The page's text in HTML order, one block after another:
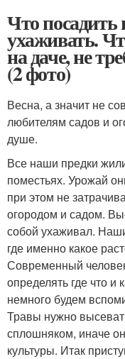
Что посадить
ухаживать.
на даче, не
(2 фото)
Весна, а значит не
любителям садов и
душе.
Все наши предки
поместьях. Урожай
при этом не
огородом и садом.
собой ухаживал.
где именно какое
Современный
определять где что и
немного будем
Травы нужно
сплошняком, иначе
культуры. Итак